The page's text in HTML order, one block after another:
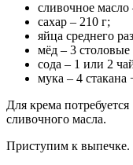
сливочное масло
сахар – 210 г;
яйца среднего
мёд – 3
сода – 1 или 2
мука – 4
Для крема
сливочного масла.
Приступим к выпечке.